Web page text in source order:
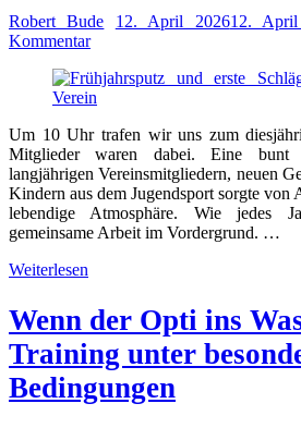
Robert Bude 12. April 202612.
Kommentar
Um 10 Uhr trafen wir uns zum
Mitglieder waren dabei. Eine bunt
langjährigen Vereinsmitgliedern, neuen
Kindern aus dem Jugendsport sorgte von
lebendige Atmosphäre. Wie jedes
gemeinsame Arbeit im Vordergrund. …
Weiterlesen
Wenn der Opti ins
Training unter
Bedingungen